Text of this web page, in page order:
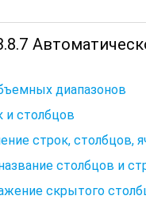
диапазонов
и столбцов
строк, столбцов,
столбцов и
скрытого